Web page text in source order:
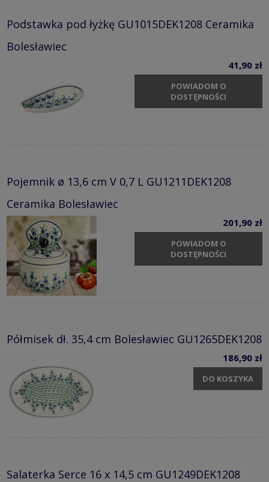
Podstawka pod łyżkę GU1015DEK1208 Ceramika
Bolesławiec
41,90 zł
POWIADOM O
DOSTĘPNOŚCI
Pojemnik ø 13,6 cm V 0,7 L GU1211DEK1208
Ceramika Bolesławiec
201,90 zł
POWIADOM O
DOSTĘPNOŚCI
Półmisek dł. 35,4 cm Bolesławiec GU1265DEK1208
186,90 zł
DO KOSZYKA
Salaterka Serce 16 x 14,5 cm GU1249DEK1208